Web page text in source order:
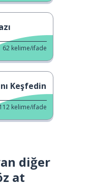
62 kelime/ifade
Keşfedin
112 kelime/ifade
diğer
at